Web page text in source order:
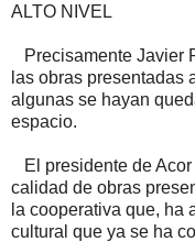
ALTO NIVEL
Precisamente Javier
las obras presentadas
algunas se hayan
espacio.
El presidente de
calidad de obras
la cooperativa que, ha
cultural que ya se ha